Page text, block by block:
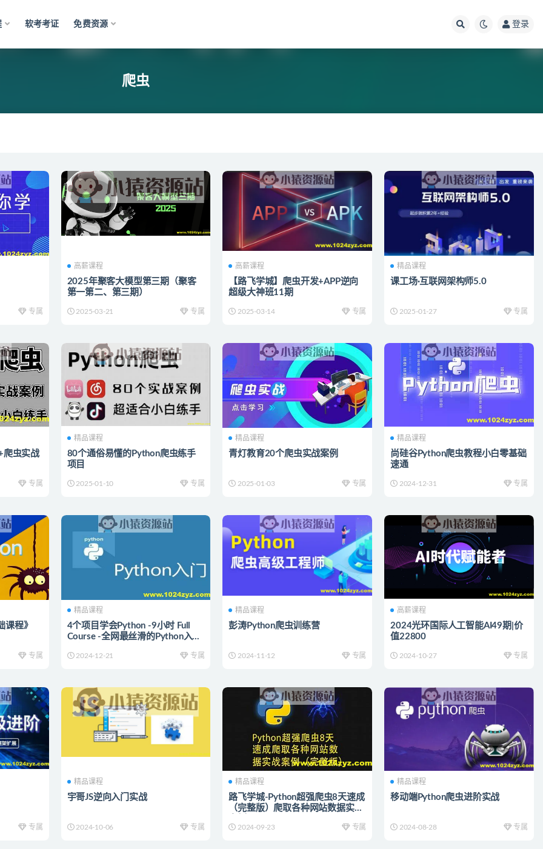
软考考证 免费资源 登录
爬虫
专属
高薪课程
2025年聚客大模型第三期（聚客
第一第二、第三期）
2025-03-21 专属
高薪课程
【路飞学城】爬虫开发+APP逆向
超级大神班11期
2025-03-14 专属
精品课程
课工场·互联网架构师5.0
2025-01-27 专属
爬虫实战
专属
精品课程
80个通俗易懂的Python爬虫练手
项目
2025-01-10 专属
精品课程
青灯教育20个爬虫实战案例
2025-01-03 专属
精品课程
尚硅谷Python爬虫教程小白零基础
速通
2024-12-31 专属
课程》
专属
精品课程
4个项目学会Python -9小时 Full
Course -全网最丝滑的Python入门
2024-12-21 专属
精品课程
彭涛Python爬虫训练营
2024-11-12 专属
高薪课程
2024光环国际人工智能AI49期|价
值22800
2024-10-27 专属
专属
精品课程
宇哥JS逆向入门实战
2024-10-06 专属
精品课程
路飞学城-Python超强爬虫8天速成
（完整版）爬取各种网站数据实战
2024-09-23 专属
精品课程
移动端Python爬虫进阶实战
2024-08-28 专属